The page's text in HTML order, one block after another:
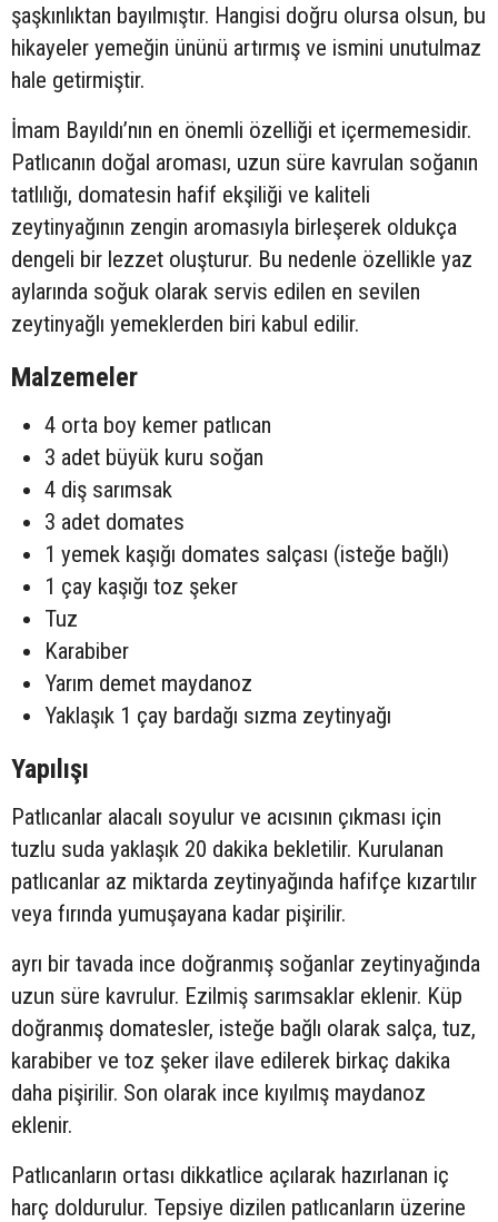
şaşkınlıktan bayılmıştır. Hangisi doğru olursa olsun, bu
hikayeler yemeğin ününü artırmış ve ismini unutulmaz
hale getirmiştir.
İmam Bayıldı’nın en önemli özelliği et içermemesidir.
Patlıcanın doğal aroması, uzun süre kavrulan soğanın
tatlılığı, domatesin hafif ekşiliği ve kaliteli
zeytinyağının zengin aromasıyla birleşerek oldukça
dengeli bir lezzet oluşturur. Bu nedenle özellikle yaz
aylarında soğuk olarak servis edilen en sevilen
zeytinyağlı yemeklerden biri kabul edilir.
Malzemeler
4 orta boy kemer patlıcan
3 adet büyük kuru soğan
4 diş sarımsak
3 adet domates
1 yemek kaşığı domates salçası (isteğe bağlı)
1 çay kaşığı toz şeker
Tuz
Karabiber
Yarım demet maydanoz
Yaklaşık 1 çay bardağı sızma zeytinyağı
Yapılışı
Patlıcanlar alacalı soyulur ve acısının çıkması için
tuzlu suda yaklaşık 20 dakika bekletilir. Kurulanan
patlıcanlar az miktarda zeytinyağında hafifçe kızartılır
veya fırında yumuşayana kadar pişirilir.
ayrı bir tavada ince doğranmış soğanlar zeytinyağında
uzun süre kavrulur. Ezilmiş sarımsaklar eklenir. Küp
doğranmış domatesler, isteğe bağlı olarak salça, tuz,
karabiber ve toz şeker ilave edilerek birkaç dakika
daha pişirilir. Son olarak ince kıyılmış maydanoz
eklenir.
Patlıcanların ortası dikkatlice açılarak hazırlanan iç
harç doldurulur. Tepsiye dizilen patlıcanların üzerine